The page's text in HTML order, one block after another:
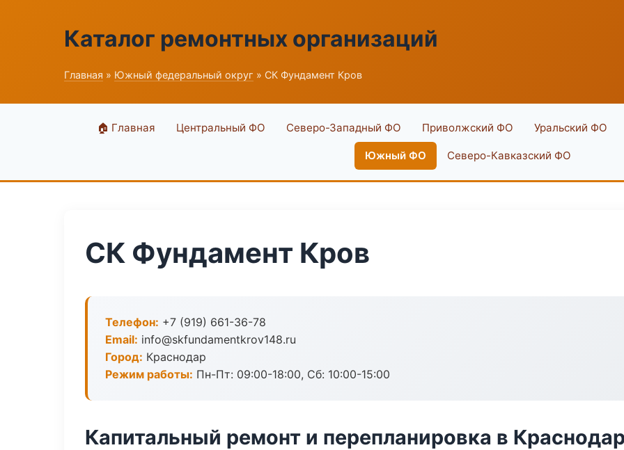
Каталог ремонтных организаций
Главная » Южный федеральный округ » СК Фундамент Кров
🏠 Главная Центральный ФО Северо-Западный ФО Приволжский ФО Уральский ФО
Южный ФО Северо-Кавказский ФО
СК Фундамент Кров
Телефон: +7 (919) 661-36-78
Email: info@skfundamentkrov148.ru
Город: Краснодар
Режим работы: Пн-Пт: 09:00-18:00, Сб: 10:00-15:00
Капитальный ремонт и перепланировка в